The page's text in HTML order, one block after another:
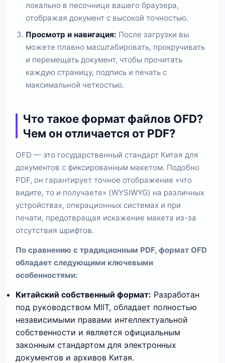
локально в песочнице вашего браузера,
отображая документ с высокой точностью.
Просмотр и навигация: После загрузки вы
можете плавно масштабировать, прокручивать
и перемещать документ, чтобы прочитать
каждую страницу, подпись и печать с
максимальной четкостью.
Что такое формат файлов OFD?
Чем он отличается от PDF?
OFD — это государственный стандарт Китая для
документов с фиксированным макетом. Подобно
PDF, он гарантирует точное отображение «что
видите, то и получаете» (WYSIWYG) на различных
устройствах, операционных системах и при
печати, предотвращая искажение макета из-за
отсутствия шрифтов.
По сравнению с традиционным PDF, формат OFD
обладает следующими ключевыми
особенностями:
Китайский собственный формат: Разработан
под руководством MIIT, обладает полностью
независимыми правами интеллектуальной
собственности и является официальным
законным стандартом для электронных
документов и архивов Китая.